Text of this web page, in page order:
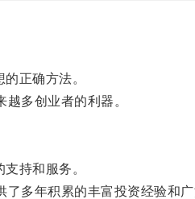
正确方法。
多创业者的利器。
持和服务。
年积累的丰富投资经验和广